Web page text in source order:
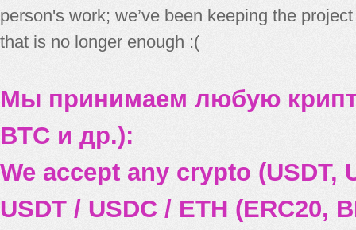
person's work; we’ve been keeping the
that is no longer enough :(
Мы принимаем любую
BTC и др.):
We accept any crypto (USDT,
USDT / USDC / ETH (ERC20,